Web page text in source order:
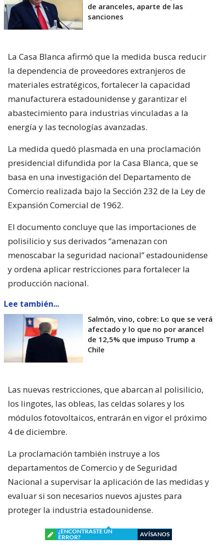
de aranceles, aparte de las
sanciones
La Casa Blanca afirmó que la medida busca reducir
la dependencia de proveedores extranjeros de
materiales estratégicos, fortalecer la capacidad
manufacturera estadounidense y garantizar el
abastecimiento para industrias vinculadas a la
energía y las tecnologías avanzadas.
La medida quedó plasmada en una proclamación
presidencial difundida por la Casa Blanca, que se
basa en una investigación del Departamento de
Comercio realizada bajo la Sección 232 de la Ley de
Expansión Comercial de 1962.
El documento concluye que las importaciones de
polisilicio y sus derivados “amenazan con
menoscabar la seguridad nacional” estadounidense
y ordena aplicar restricciones para fortalecer la
producción nacional.
Lee también...
Salmón, vino, cobre: Lo que se verá
afectado y lo que no por arancel
de 12,5% que impuso Trump a
Chile
Las nuevas restricciones, que abarcan al polisilicio,
los lingotes, las obleas, las celdas solares y los
módulos fotovoltaicos, entrarán en vigor el próximo
4 de diciembre.
La proclamación también instruye a los
departamentos de Comercio y de Seguridad
Nacional a supervisar la aplicación de las medidas y
evaluar si son necesarios nuevos ajustes para
proteger la industria estadounidense.
¿ENCONTRASTE UN
ERROR?
AVÍSANOS